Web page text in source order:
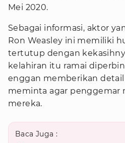
Mei 2020.
Sebagai informasi, aktor
Ron Weasley ini memiliki
tertutup dengan
kelahiran itu ramai
enggan memberikan
meminta agar penggemar
mereka.
Baca Juga :